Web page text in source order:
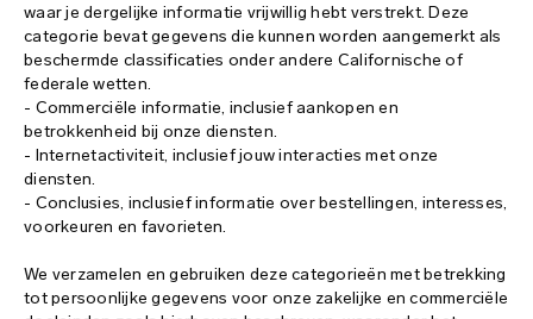
waar je dergelijke informatie vrijwillig hebt verstrekt. Deze
categorie bevat gegevens die kunnen worden aangemerkt als
beschermde classificaties onder andere Californische of
federale wetten.
- Commerciële informatie, inclusief aankopen en
betrokkenheid bij onze diensten.
- Internetactiviteit, inclusief jouw interacties met onze
diensten.
- Conclusies, inclusief informatie over bestellingen, interesses,
voorkeuren en favorieten.
We verzamelen en gebruiken deze categorieën met betrekking
tot persoonlijke gegevens voor onze zakelijke en commerciële